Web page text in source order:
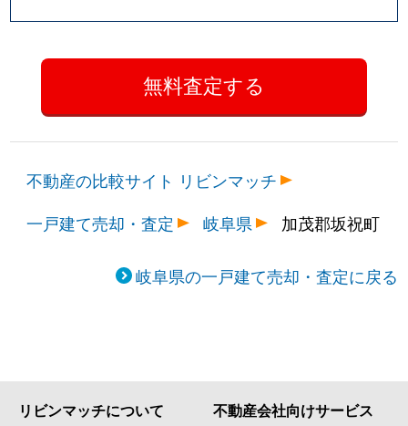
不動産の比較サイト リビンマッチ
一戸建て売却・査定
岐阜県 加茂郡坂祝町
岐阜県の一戸建て売却・査定に戻る
リビンマッチについて 不動産会社向けサービス